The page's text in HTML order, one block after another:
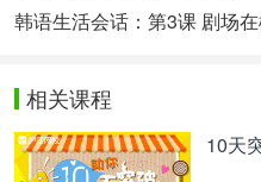
해롭다【形容词】有害 ，
단면 연구【名词】横断面
최근호【名词】最新一期
韩语生活会话：第3课 剧场
相关课程
10天